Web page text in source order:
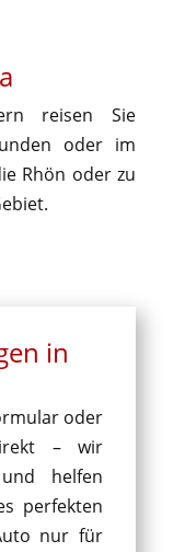
reisen Sie
oder im
Rhön oder zu
in
oder
– wir
helfen
perfekten
nur für